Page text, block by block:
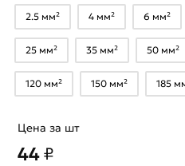
2.5 мм² 4 мм² 6 мм²
25 мм² 35 мм² 50 мм²
120 мм² 150 мм² 185
Цена за шт
44₽